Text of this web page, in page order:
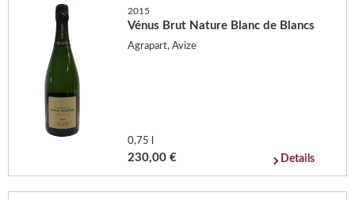
2015
Vénus Brut Nature Blanc de Blancs
Agrapart, Avize
0,75 l
230,00 € Details